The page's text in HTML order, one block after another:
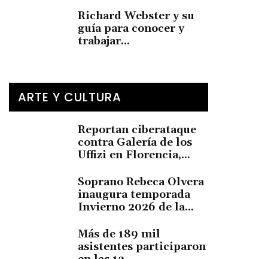
Richard Webster y su
guía para conocer y
trabajar...
ARTE Y CULTURA
Reportan ciberataque
contra Galería de los
Uffizi en Florencia,...
Soprano Rebeca Olvera
inaugura temporada
Invierno 2026 de la...
Más de 189 mil
asistentes participaron